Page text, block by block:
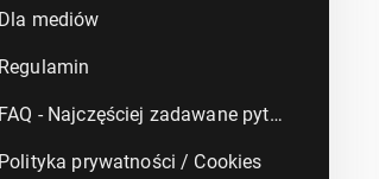
Dla mediów
Regulamin
FAQ - Najczęściej zadawane pytania
Polityka prywatności / Cookies